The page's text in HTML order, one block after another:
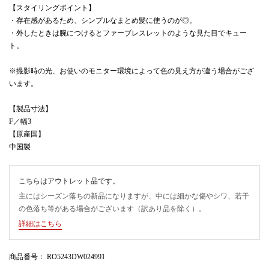
【スタイリングポイント】
・存在感があるため、シンプルなまとめ髪に使うのが◎。
・外したときは腕につけるとファーブレスレットのような見た目でキュー
ト。
※撮影時の光、お使いのモニター環境によって色の見え方が違う場合がござ
います。
【製品寸法】
F／幅3
【原産国】
中国製
こちらはアウトレット品です。
主にはシーズン落ちの新品になりますが、中には細かな傷やシワ、若干
の色落ち等がある場合がございます（訳あり品を除く）。
詳細はこちら
商品番号 ： RO5243DW024991